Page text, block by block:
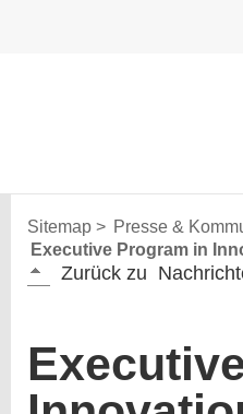
Sitemap > Presse &
Executive Program in
Zurück zu